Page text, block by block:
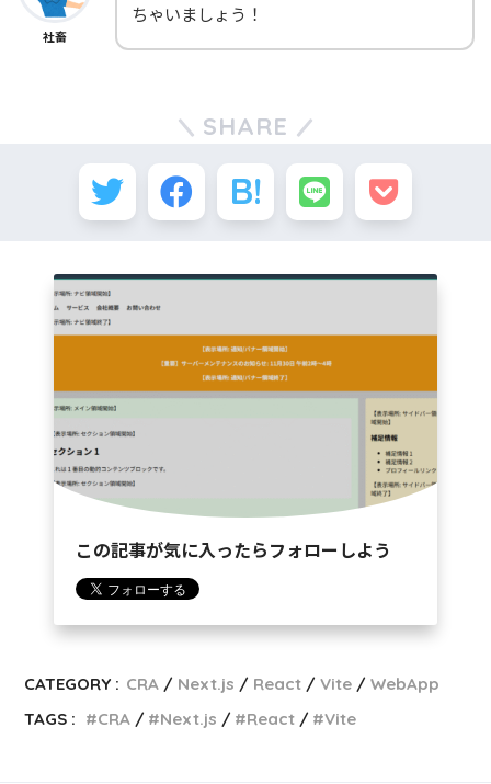
社畜
ちゃいましょう！
SHARE
この記事が気に入ったらフォローしよう
CATEGORY : CRA Next.js React Vite
WebApp
TAGS :
CRA Next.js React Vite